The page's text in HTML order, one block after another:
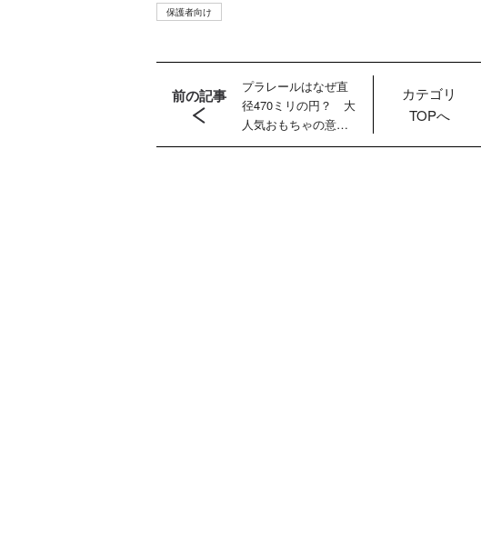
保護者向け
前の記事
プラレールはなぜ直
径470ミリの円？ 大
人気おもちゃの意外
と知られていない３
カテゴリ
TOPへ